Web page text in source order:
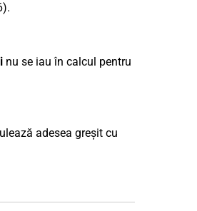
nu se iau în calcul pentru
adesea greșit cu